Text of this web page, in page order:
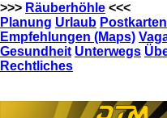
>>> Räuberhöhle <<<
Planung Urlaub Postkarten
Empfehlungen (Maps)
Gesundheit Unterwegs
Rechtliches